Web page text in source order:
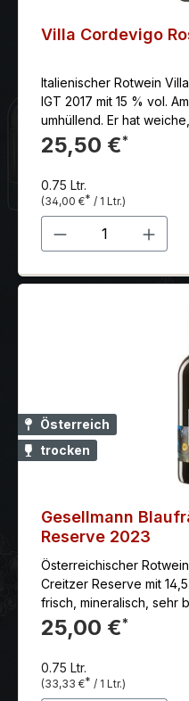
Villa Cordevigo
Italienischer Rotwein
IGT 2017 mit 15 % vol.
umhüllend. Er hat
Tannine. Die fruchtige
tief und anhaltend.
25,50 €*
0.75 Ltr.
(34,00 €* / 1 Ltr.)
Produkt
Österreich
trocken
Gesellmann
Reserve 2023
Österreichischer
Creitzer Reserve mit
frisch, mineralisch, sehr
liegt südlich des
die stärkste Rebsorte im
Hektar Rebfläche
25,00 €*
0.75 Ltr.
(33,33 €* / 1 Ltr.)